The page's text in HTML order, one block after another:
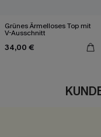
Grünes Ärmelloses Top mit
V-Ausschnitt
34,00 €